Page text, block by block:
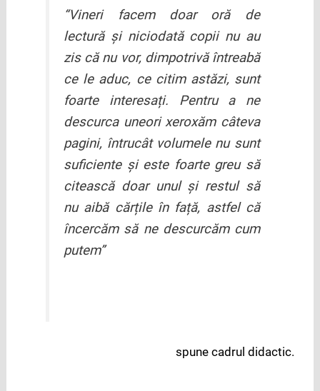
“Vineri facem doar oră de
lectură și niciodată copii nu au
zis că nu vor, dimpotrivă întreabă
ce le aduc, ce citim astăzi, sunt
foarte interesați. Pentru a ne
descurca uneori xeroxăm câteva
pagini, întrucât volumele nu sunt
suficiente și este foarte greu să
citească doar unul și restul să
nu aibă cărțile în față, astfel că
încercăm să ne descurcăm cum
putem”
spune cadrul didactic.